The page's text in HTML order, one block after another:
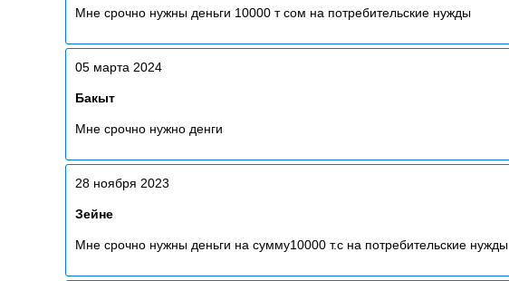
Мне срочно нужны деньги 10000 т сом на потребительские нужды
05 марта 2024
Бакыт
Мне срочно нужно денги
28 ноября 2023
Зейне
Мне срочно нужны деньги на сумму10000 т.с на потребительские нужды